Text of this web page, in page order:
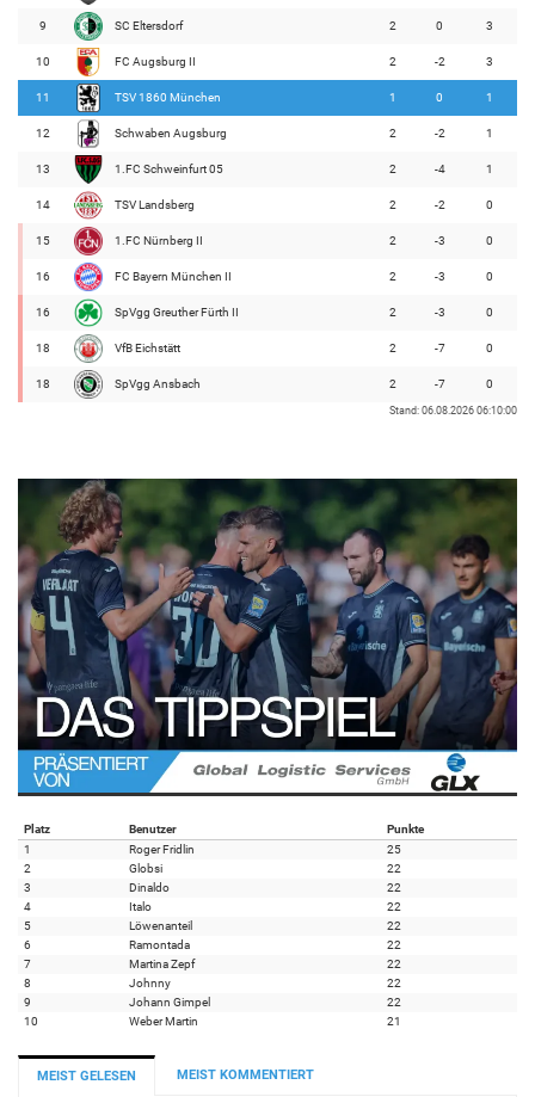
9 SC Eltersdorf 2 0 3
10 FC Augsburg II 2 -2 3
11 TSV 1860 München 1 0 1
12 Schwaben Augsburg 2 -2 1
13 1.FC Schweinfurt 05 2 -4 1
14 TSV Landsberg 2 -2 0
15 1.FC Nürnberg II 2 -3 0
16 FC Bayern München II 2 -3 0
16 SpVgg Greuther Fürth II 2 -3 0
18 VfB Eichstätt 2 -7 0
18 SpVgg Ansbach 2 -7 0
Stand: 06.08.2026 06:10:00
Platz Benutzer
Punkte
1
Roger Fridlin
25
2
Globsi
22
3
Dinaldo
22
4
Italo
22
5
Löwenanteil
22
6
Ramontada
22
7
Martina Zepf
22
8
Johnny
22
9
Johann Gimpel
22
10
Weber Martin 21
MEIST GELESEN MEIST KOMMENTIERT